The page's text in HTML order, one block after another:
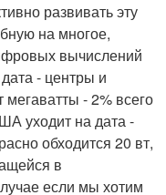
развивать эту
на многое,
вычислений
- центры и
- 2% всего
уходит на дата -
обходится 20 вт,
в
если мы хотим